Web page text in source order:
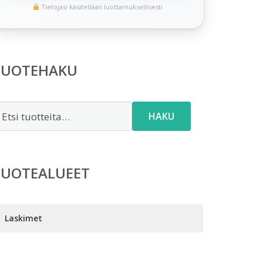
Tietojasi käsitellään luottamuksellisesti
HAKU
Laskimet